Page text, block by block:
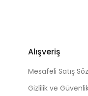
Alışveriş
Mesafeli Satış
Gizlilik ve